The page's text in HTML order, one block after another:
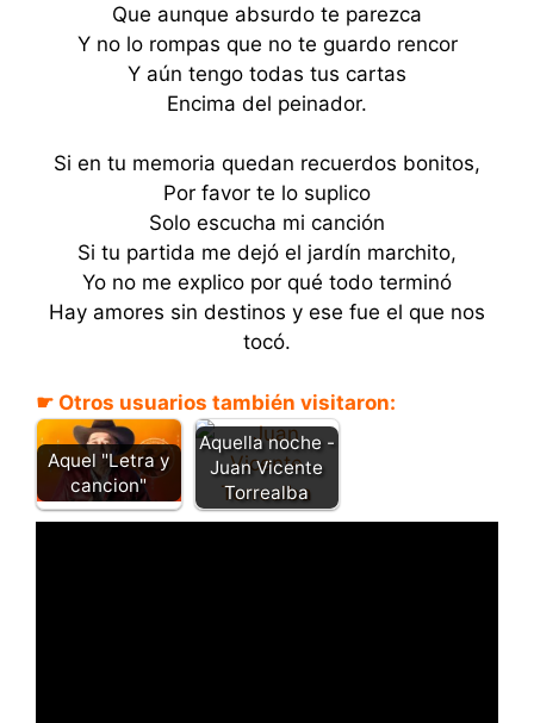
Que aunque absurdo te parezca
Y no lo rompas que no te guardo rencor
Y aún tengo todas tus cartas
Encima del peinador.
Si en tu memoria quedan recuerdos bonitos,
Por favor te lo suplico
Solo escucha mi canción
Si tu partida me dejó el jardín marchito,
Yo no me explico por qué todo terminó
Hay amores sin destinos y ese fue el que nos
tocó.
☛ Otros usuarios también visitaron:
Aquel "Letra y
cancion"
Aquella noche -
Juan Vicente
Torrealba